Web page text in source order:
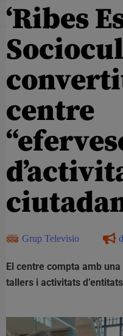
‘Ribes
centre
Grup Televisio
El centre compta amb
tallers i activitats